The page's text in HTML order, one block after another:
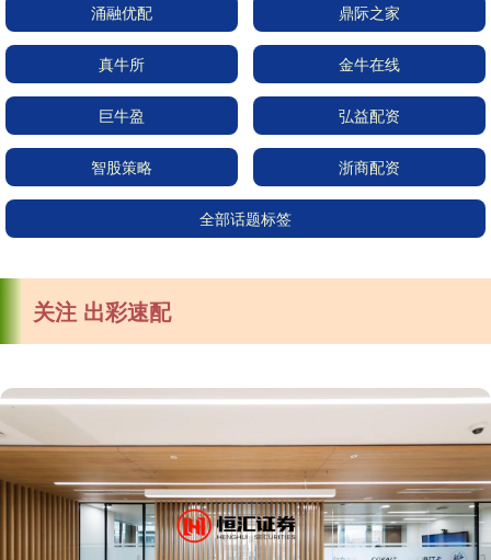
涌融优配 鼎际之家
真牛所 金牛在线
巨牛盈 弘益配资
智股策略 浙商配资
全部话题标签
关注 出彩速配